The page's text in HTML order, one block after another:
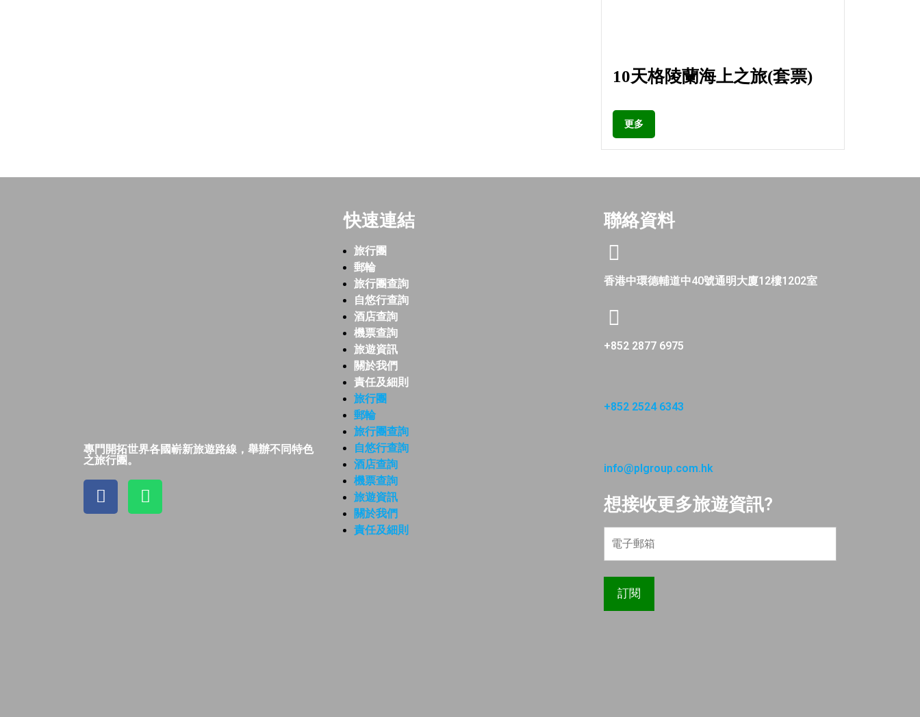
10天格陵蘭海上之旅(套票)
更多
專門開拓世界各國嶄新旅遊路線，舉辦不同特色
之旅行團。
快速連結
旅行團
郵輪
旅行團查詢
自悠行查詢
酒店查詢
機票查詢
旅遊資訊
關於我們
責任及細則
旅行團
郵輪
旅行團查詢
自悠行查詢
酒店查詢
機票查詢
旅遊資訊
關於我們
責任及細則
聯絡資料
香港中環德輔道中40號通明大廈12樓1202室
+852 2877 6975
+852 2524 6343
info@plgroup.com.hk
想接收更多旅遊資訊?